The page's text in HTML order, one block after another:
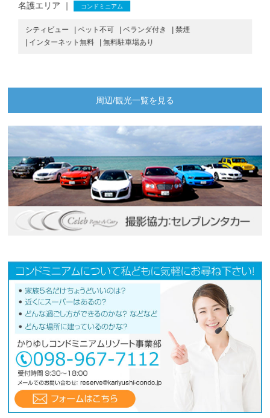
名護エリア ｜ コンドミニアム
シティビュー | ペット不可 | ベランダ付き
| 禁煙
| インターネット無料
| 無料駐車場あり
周辺/観光一覧を見る